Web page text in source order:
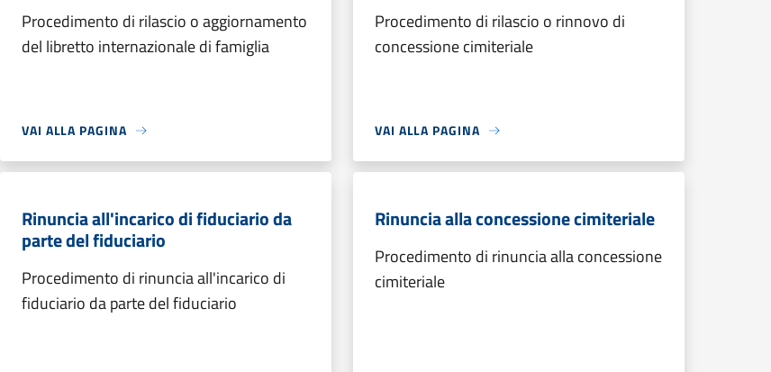
Procedimento di rilascio o aggiornamento
del libretto internazionale di famiglia
VAI ALLA PAGINA
Procedimento di rilascio o rinnovo di
concessione cimiteriale
VAI ALLA PAGINA
Rinuncia all'incarico di fiduciario da
parte del fiduciario
Procedimento di rinuncia all'incarico di
fiduciario da parte del fiduciario
Rinuncia alla concessione cimiteriale
Procedimento di rinuncia alla concessione
cimiteriale